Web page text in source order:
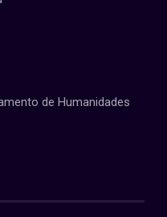
de Humanidades